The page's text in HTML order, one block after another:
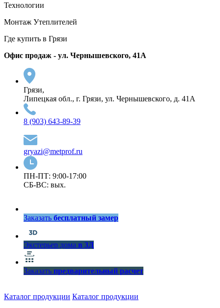
Технологии
Монтаж Утеплителей
Где купить в Грязи
Офис продаж - ул. Чернышевского, 41А
Грязи,
Липецкая обл., г. Грязи, ул. Чернышевского, д. 41А
8 (903) 643-89-39
gryazi@metprof.ru
ПН-ПТ: 9:00-17:00
СБ-ВС: вых.
Заказать бесплатный замер
Экстерьер дома в 3Д
Заказать предварительный расчет
Каталог продукции Каталог продукции